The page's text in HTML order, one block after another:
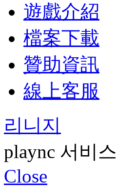
遊戲介紹
檔案下載
贊助資訊
線上客服
리니지
plaync 서비스
Close